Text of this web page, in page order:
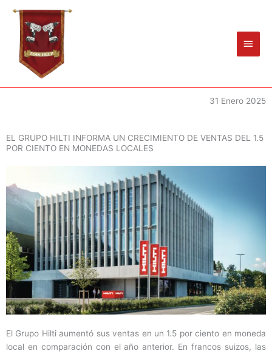
contenido
31 Enero 2025
EL GRUPO HILTI INFORMA UN CRECIMIENTO DE VENTAS DEL 1.5
POR CIENTO EN MONEDAS LOCALES
El Grupo Hilti aumentó sus ventas en un 1.5 por ciento en moneda
local en comparación con el año anterior. En francos suizos, las